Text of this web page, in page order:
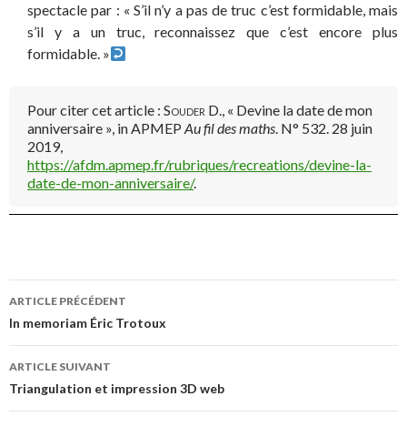
spectacle par : « S’il n’y a pas de truc c’est formidable, mais
s’il y a un truc, reconnaissez que c’est encore plus
formidable. »
Pour citer cet article : Souder D., « Devine la date de mon
anniversaire », in APMEP Au fil des maths. N° 532. 28 juin
2019,
https://afdm.apmep.fr/rubriques/recreations/devine-la-
date-de-mon-anniversaire/.
Navigation
des
articles
ARTICLE PRÉCÉDENT
In memoriam Éric Trotoux
ARTICLE SUIVANT
Triangulation et impression 3D web